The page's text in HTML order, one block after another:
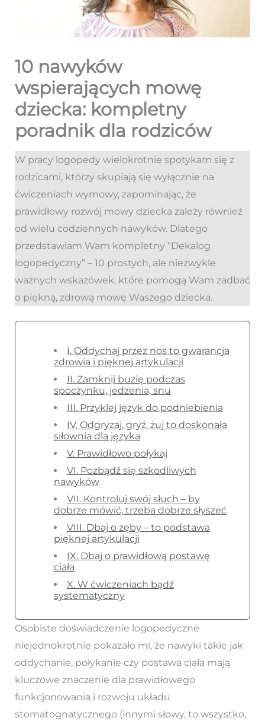
10 nawyków
wspierających mowę
dziecka: kompletny
poradnik dla rodziców
W pracy logopedy wielokrotnie spotykam się z
rodzicami, którzy skupiają się wyłącznie na
ćwiczeniach wymowy, zapominając, że
prawidłowy rozwój mowy dziecka zależy również
od wielu codziennych nawyków. Dlatego
przedstawiam Wam kompletny “Dekalog
logopedyczny” – 10 prostych, ale niezwykle
ważnych wskazówek, które pomogą Wam zadbać
o piękną, zdrową mowę Waszego dziecka.
I. Oddychaj przez nos to gwarancja
zdrowia i pięknej artykulacji
II. Zamknij buzię podczas
spoczynku, jedzenia, snu
III. Przyklej język do podniebienia
IV. Odgryzaj, gryź, żuj to doskonała
siłownia dla języka
V. Prawidłowo połykaj
VI. Pozbądź się szkodliwych
nawyków
VII. Kontroluj swój słuch – by
dobrze mówić, trzeba dobrze słyszeć
VIII. Dbaj o zęby – to podstawa
pięknej artykulacji
IX. Dbaj o prawidłową postawę
ciała
X. W ćwiczeniach bądź
systematyczny
Osobiste doświadczenie logopedyczne
niejednokrotnie pokazało mi, że nawyki takie jak
oddychanie, połykanie czy postawa ciała mają
kluczowe znaczenie dla prawidłowego
funkcjonowania i rozwoju układu
stomatognatycznego (innymi słowy, to wszystko,